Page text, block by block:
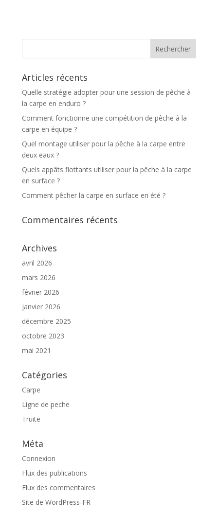
Articles récents
Quelle stratégie adopter pour une session de pêche à
la carpe en enduro ?
Comment fonctionne une compétition de pêche à la
carpe en équipe ?
Quel montage utiliser pour la pêche à la carpe entre
deux eaux ?
Quels appâts flottants utiliser pour la pêche à la carpe
en surface ?
Comment pêcher la carpe en surface en été ?
Commentaires récents
Archives
avril 2026
mars 2026
février 2026
janvier 2026
décembre 2025
octobre 2023
mai 2021
Catégories
Carpe
Ligne de peche
Truite
Méta
Connexion
Flux des publications
Flux des commentaires
Site de WordPress-FR